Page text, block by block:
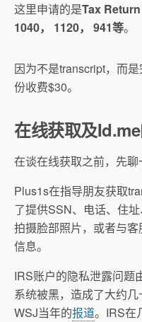
这里申请的是Tax
1040， 1120， 941等。
因为不是transcript，而
份收费$30。
在线获取及
在谈在线获取之前，先聊
Plus1s在指导朋友获取
了提供SSN、电话、住
拍摄脸部照片，或者与
信息。
IRS账户的隐私泄露问题
系统被黑，造成了大约
WSJ当年的报道。IRS在